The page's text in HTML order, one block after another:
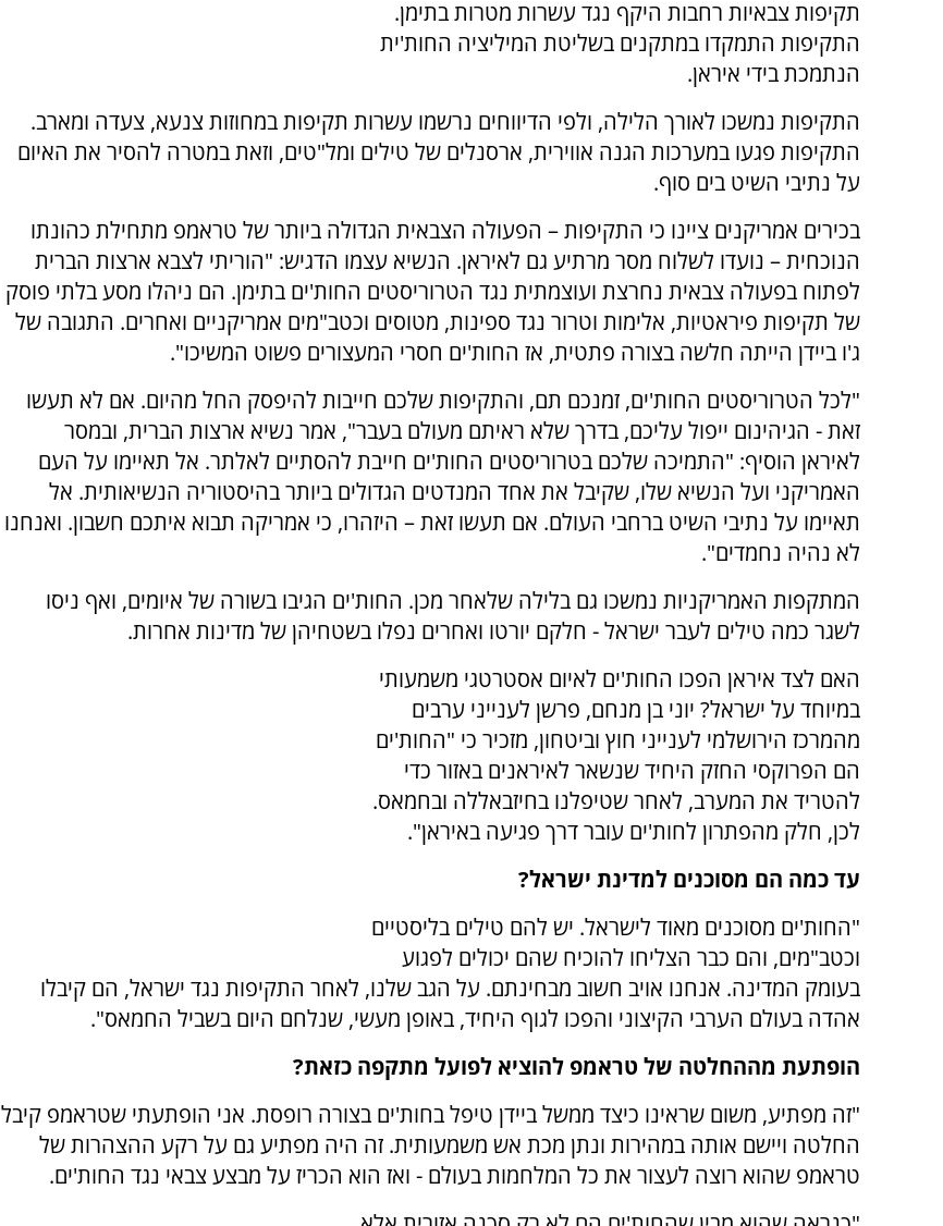
תקיפות צבאיות רחבות היקף נגד עשרות מטרות בתימן.
התקיפות התמקדו במתקנים בשליטת המיליציה החות'ית
הנתמכת בידי איראן.
התקיפות נמשכו לאורך הלילה, ולפי הדיווחים נרשמו עשרות תקיפות במחוזות צנעא, צעדה ומארב.
התקיפות פגעו במערכות הגנה אווירית, ארסנלים של טילים ומל"טים, וזאת במטרה להסיר את האיום
על נתיבי השיט בים סוף.
בכירים אמריקנים ציינו כי התקיפות – הפעולה הצבאית הגדולה ביותר של טראמפ מתחילת כהונתו
הנוכחית – נועדו לשלוח מסר מרתיע גם לאיראן. הנשיא עצמו הדגיש: "הוריתי לצבא ארצות הברית
לפתוח בפעולה צבאית נחרצת ועוצמתית נגד הטרוריסטים החות'ים בתימן. הם ניהלו מסע בלתי פוסק
של תקיפות פיראטיות, אלימות וטרור נגד ספינות, מטוסים וכטב"מים אמריקניים ואחרים. התגובה של
ג'ו ביידן הייתה חלשה בצורה פתטית, אז החות'ים חסרי המעצורים פשוט המשיכו".
"לכל הטרוריסטים החות'ים, זמנכם תם, והתקיפות שלכם חייבות להיפסק החל מהיום. אם לא תעשו
זאת - הגיהינום ייפול עליכם, בדרך שלא ראיתם מעולם בעבר", אמר נשיא ארצות הברית, ובמסר
לאיראן הוסיף: "התמיכה שלכם בטרוריסטים החות'ים חייבת להסתיים לאלתר. אל תאיימו על העם
האמריקני ועל הנשיא שלו, שקיבל את אחד המנדטים הגדולים ביותר בהיסטוריה הנשיאותית. אל
תאיימו על נתיבי השיט ברחבי העולם. אם תעשו זאת – היזהרו, כי אמריקה תבוא איתכם חשבון. ואנחנו
לא נהיה נחמדים".
המתקפות האמריקניות נמשכו גם בלילה שלאחר מכן. החות'ים הגיבו בשורה של איומים, ואף ניסו
לשגר כמה טילים לעבר ישראל - חלקם יורטו ואחרים נפלו בשטחיהן של מדינות אחרות.
האם לצד איראן הפכו החות'ים לאיום אסטרטגי משמעותי
במיוחד על ישראל? יוני בן מנחם, פרשן לענייני ערבים
מהמרכז הירושלמי לענייני חוץ וביטחון, מזכיר כי "החות'ים
הם הפרוקסי החזק היחיד שנשאר לאיראנים באזור כדי
להטריד את המערב, לאחר שטיפלנו בחיזבאללה ובחמאס.
לכן, חלק מהפתרון לחות'ים עובר דרך פגיעה באיראן".
עד כמה הם מסוכנים למדינת ישראל?
"החות'ים מסוכנים מאוד לישראל. יש להם טילים בליסטיים
וכטב"מים, והם כבר הצליחו להוכיח שהם יכולים לפגוע
בעומק המדינה. אנחנו אויב חשוב מבחינתם. על הגב שלנו, לאחר התקיפות נגד ישראל, הם קיבלו
אהדה בעולם הערבי הקיצוני והפכו לגוף היחיד, באופן מעשי, שנלחם היום בשביל החמאס".
הופתעת מההחלטה של טראמפ להוציא לפועל מתקפה כזאת?
"זה מפתיע, משום שראינו כיצד ממשל ביידן טיפל בחות'ים בצורה רופסת. אני הופתעתי שטראמפ קיבל
החלטה ויישם אותה במהירות ונתן מכת אש משמעותית. זה היה מפתיע גם על רקע ההצהרות של
טראמפ שהוא רוצה לעצור את כל המלחמות בעולם - ואז הוא הכריז על מבצע צבאי נגד החות'ים.